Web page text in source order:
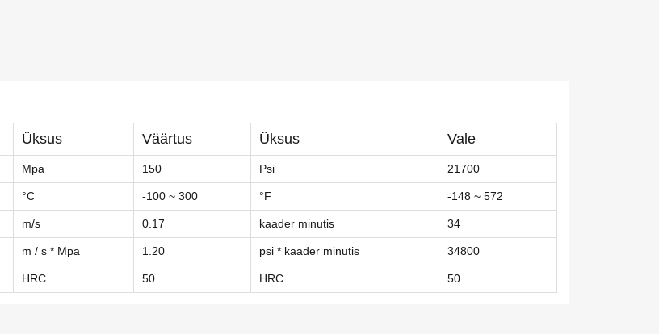
Üksus Väärtus Üksus Vale
Mpa 150 Psi 21700
°C -100 ~ 300 °F -148 ~ 572
m/s 0.17 kaader minutis 34
m / s * Mpa 1.20 psi * kaader minutis 34800
HRC 50 HRC 50